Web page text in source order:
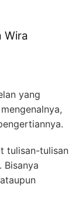
Wira
yang
tulisan-tulisan